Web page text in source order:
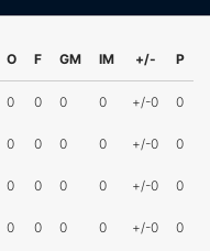
O F GM IM +/- P
0 0 0 0 +/-0 0
0 0 0 0 +/-0 0
0 0 0 0 +/-0 0
0 0 0 0 +/-0 0